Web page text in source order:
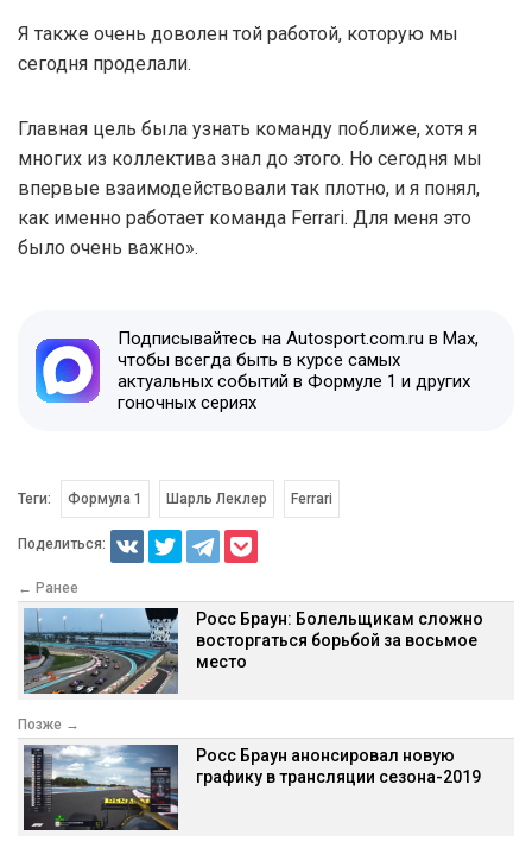
Я также очень доволен той работой, которую мы
сегодня проделали.
Главная цель была узнать команду поближе, хотя я
многих из коллектива знал до этого. Но сегодня мы
впервые взаимодействовали так плотно, и я понял,
как именно работает команда Ferrari. Для меня это
было очень важно».
Подписывайтесь на Autosport.com.ru в Max,
чтобы всегда быть в курсе самых
актуальных событий в Формуле 1 и других
гоночных сериях
Теги: Формула 1 Шарль Леклер Ferrari
Поделиться:
← Ранее
Росс Браун: Болельщикам сложно
восторгаться борьбой за восьмое
место
Позже →
Росс Браун анонсировал новую
графику в трансляции сезона-2019